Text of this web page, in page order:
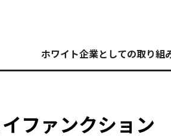
ホワイト企業としての取り組
ファンクショ